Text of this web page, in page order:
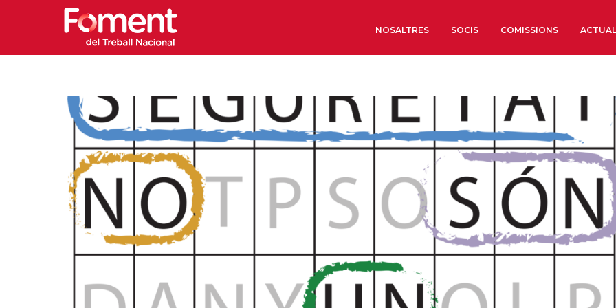
NOSALTRES
Òrgans de Govern
Òrgans Consultius
Estructura Executiva
Institut d’Estudis
Societat Barcelonesa
Econòmics i Socials
Organitzacions
Organitzacions
SOCIS COMISSIONS